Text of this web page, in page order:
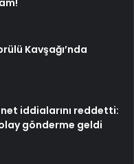
Kavşağı’nda
iddialarını reddetti:
gönderme geldi